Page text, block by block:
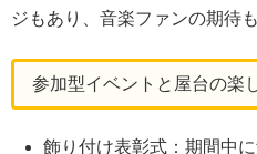
ジもあり、音楽ファンの期待
参加型イベントと屋台の楽
飾り付け表彰式：期間中